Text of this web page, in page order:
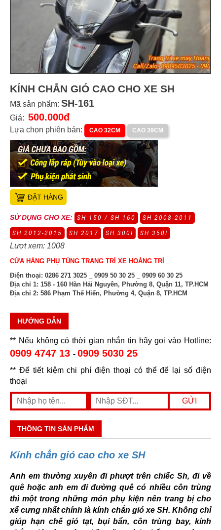
KÍNH CHẮN GIÓ CAO CHO XE SH
Mã sản phẩm: SH-161
Giá: 500.000đ
Lựa chọn phiên bản: CAO 32CM CAO 39CM
ĐẶT HÀNG
SỬ DỤNG CHO XE: SH 150 / SH 160 SH 2008-2011
SH 2012-2015 SH 2017 SH 300I SH 350I
Lượt xem: 1008
CỬA HÀNG PHỤ TÙNG TRANG TRÍ XE HOÀNG TRÍ
Điện thoại: 0286 271 3025 _ 0909 50 30 25 _ 0909 60 30 25
Địa chỉ 1: 158 - 160 Hàn Hải Nguyên, Phường 8, Quận 11, TP.HCM
Địa chỉ 2: 586 Phạm Thế Hiển, Phường 4, Quận 8, TP.HCM
HƯỚNG DẪN
** Nếu không có thời gian nhắn tin hãy gọi vào Hotline:
0909 4747 13 - 0909 5030 25
** Để tiết kiệm chi phí điện thoại có thể để lại số điện
thoại
THÔNG TIN SẢN PHẨM
Kính chắn gió cao cho xe SH
Anh em thường xuyên đi phượt trên chiếc Sh, đi về
quê hoặc anh em đi đường quê có nhiều côn trùng
thì một trong những món phụ kiện nên trang bị cho
xế cưng nhất chính là kính chắn gió xe SH. Không chỉ
giúp hạn chế gió tạt, bụi bẩn, côn trùng bay, kính